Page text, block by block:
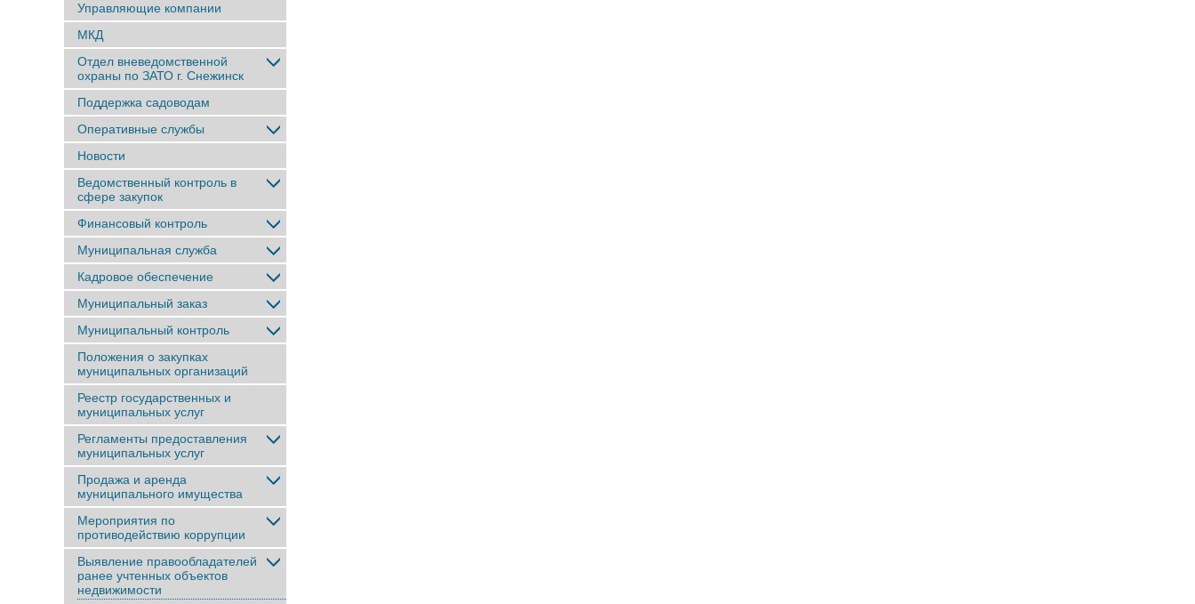
Управляющие компании
МКД
Отдел вневедомственной
охраны по ЗАТО г. Снежинск
Поддержка садоводам
Оперативные службы
Новости
Ведомственный контроль в
сфере закупок
Финансовый контроль
Муниципальная служба
Кадровое обеспечение
Муниципальный заказ
Муниципальный контроль
Положения о закупках
муниципальных организаций
Реестр государственных и
муниципальных услуг
Регламенты предоставления
муниципальных услуг
Продажа и аренда
муниципального имущества
Мероприятия по
противодействию коррупции
Выявление правообладателей
ранее учтенныx объектов
недвижимости